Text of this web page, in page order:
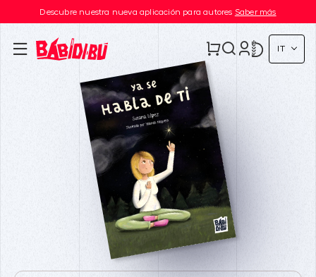
Descubre nuestra nueva aplicación para autores Saber más
IT